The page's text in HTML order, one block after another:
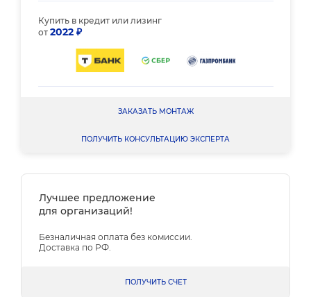
Купить в кредит или лизинг
от 2022 ₽
ЗАКАЗАТЬ МОНТАЖ
ПОЛУЧИТЬ КОНСУЛЬТАЦИЮ ЭКСПЕРТА
Лучшее предложение
для организаций!
Безналичная оплата без комиссии.
Доставка по РФ.
ПОЛУЧИТЬ СЧЕТ